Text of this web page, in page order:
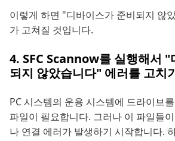
이렇게 하면 "디바이스가 준비되지 않
가 고쳐질 것입니다.
4. SFC Scannow를 실행해서 "
되지 않았습니다" 에러를 고치
PC 시스템의 운용 시스템에 드라이브
파일이 필요합니다. 그러나 이 파일들
나 연결 에러가 발생하기 시작합니다.